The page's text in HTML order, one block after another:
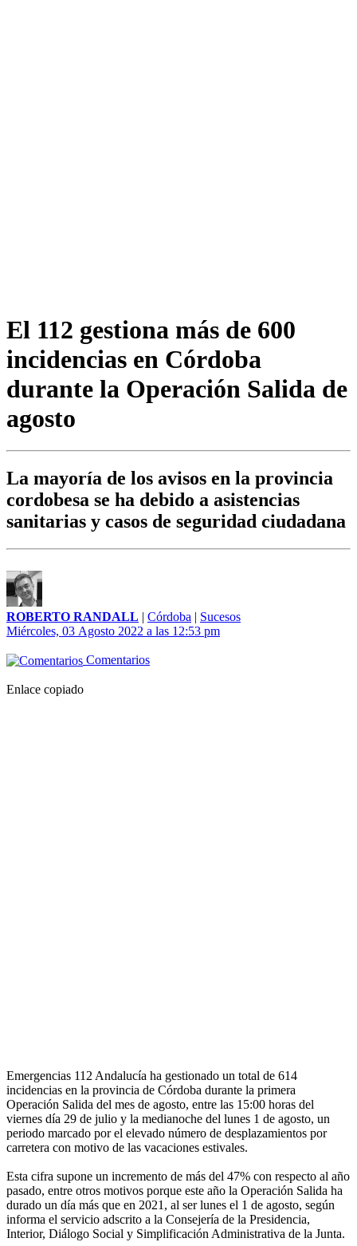
El 112 gestiona más de 600
incidencias en Córdoba
durante la Operación Salida de
agosto
La mayoría de los avisos en la provincia
cordobesa se ha debido a asistencias
sanitarias y casos de seguridad ciudadana
ROBERTO RANDALL | Córdoba | Sucesos
Miércoles, 03 Agosto 2022 a las 12:53 pm
Comentarios
Enlace copiado
Emergencias 112 Andalucía ha gestionado un total de 614
incidencias en la provincia de Córdoba durante la primera
Operación Salida del mes de agosto, entre las 15:00 horas del
viernes día 29 de julio y la medianoche del lunes 1 de agosto, un
periodo marcado por el elevado número de desplazamientos por
carretera con motivo de las vacaciones estivales.
Esta cifra supone un incremento de más del 47% con respecto al año
pasado, entre otros motivos porque este año la Operación Salida ha
durado un día más que en 2021, al ser lunes el 1 de agosto, según
informa el servicio adscrito a la Consejería de la Presidencia,
Interior, Diálogo Social y Simplificación Administrativa de la Junta.